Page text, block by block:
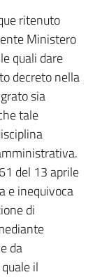
ritenuto
Ministero
quali dare
decreto nella
sia
tale
del 13 aprile
e inequivoca
di
da
il